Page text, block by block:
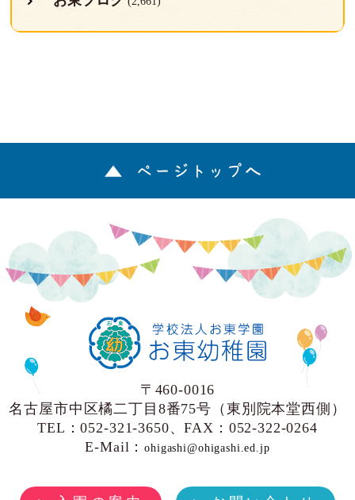
ページトップへ
〒460-0016
名古屋市中区橘二丁目8番75号（東別院本堂西側）
TEL：052-321-3650、FAX：052-322-0264
E-Mail：ohigashi@ohigashi.ed.jp